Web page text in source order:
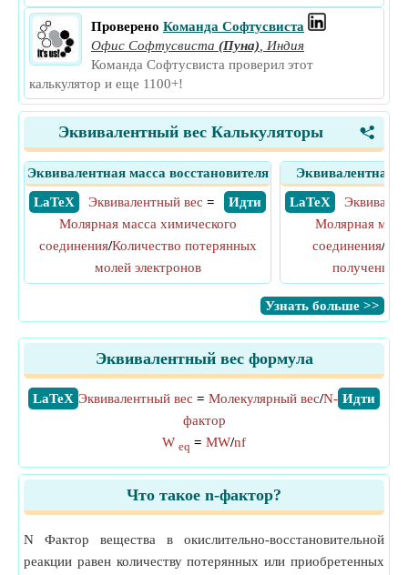
Проверено Команда Софтусвиста
Офис Софтусвиста (Пуна)
Индия
Команда Софтусвиста проверил этот
калькулятор и еще 1100+!
<
Эквивалентный вес Калькуляторы
Эквивалентная масса восстановителя
​ LaTeX
​ Идти
Эквивалентный вес =
Молярная масса химического
соединения/Количество потерянных
молей электронов
Эквивалентная
​ LaTeX
Молярная
соединения/
полученных
​Узнать больше >>
Эквивалентный вес формула
​LaTeX ​Идти
Эквивалентный вес = Молекулярный вес/N-
фактор
W eq = MW/nf
Что такое n-фактор?
N Фактор вещества в окислительно-восстановительной
реакции равен количеству потерянных или приобретенных